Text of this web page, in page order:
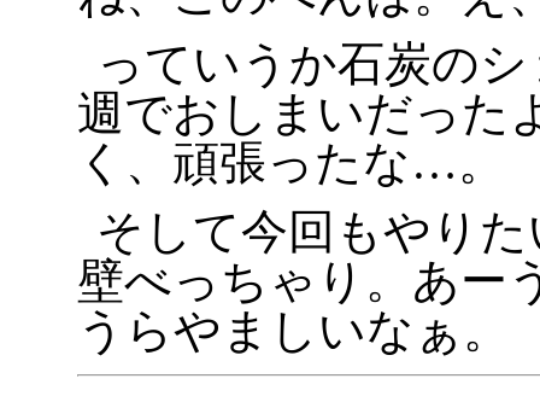
っていうか石炭の
週でおしまいだった
く、頑張ったな…。
そして今回もやり
壁べっちゃり。あー
うらやましいなぁ。